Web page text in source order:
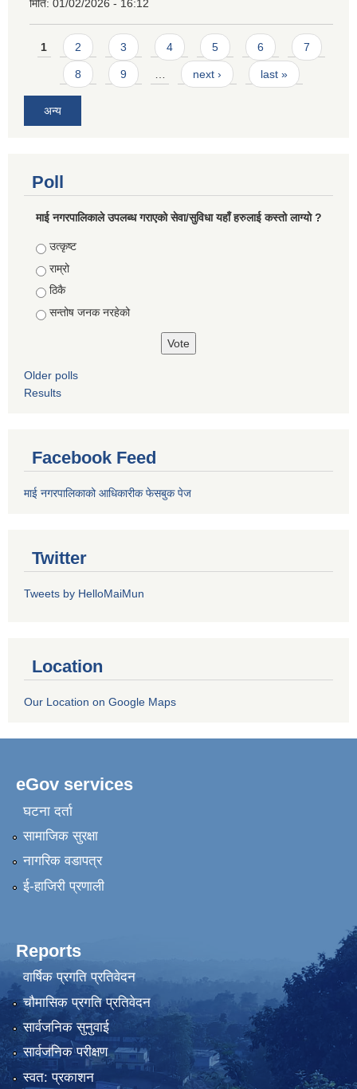
मिति: 01/02/2026 - 16:12
Pages
1 2 3 4 5 6 7
8 9 next › last »
अन्य
Poll
माई नगरपालिकाले उपलब्ध गराएको सेवा/सुविधा यहाँ हरुलाई कस्तो लाग्यो ?
Choices
उत्कृष्ट
राम्रो
ठिकै
सन्तोष जनक नरहेको
Older polls
Results
Facebook Feed
माई नगरपालिकाको आधिकारीक फेसबुक पेज
Twitter
Tweets by HelloMaiMun
Location
Our Location on Google Maps
eGov services
घटना दर्ता
सामाजिक सुरक्षा
नागरिक वडापत्र
ई-हाजिरी प्रणाली
Reports
वार्षिक प्रगति प्रतिवेदन
चौमासिक प्रगति प्रतिवेदन
सार्वजनिक सुनुवाई
सार्वजनिक परीक्षण
स्वत: प्रकाशन